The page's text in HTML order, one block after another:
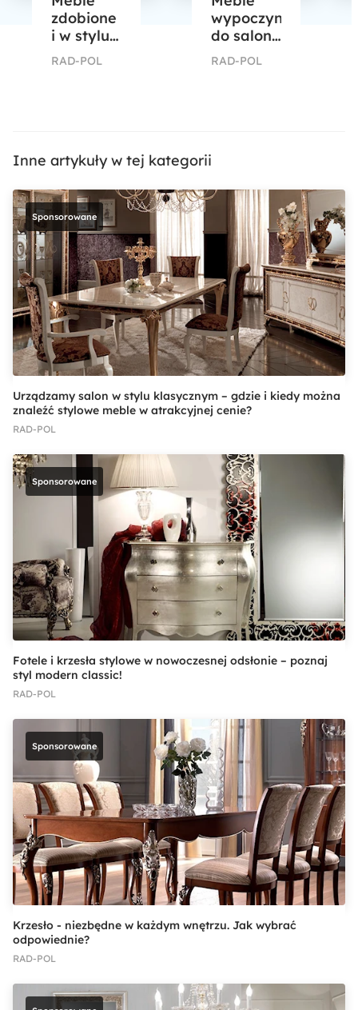
zdobione
i w stylu
glamour,
czyli
poznaj
dekoracyjnych
detali!
RAD-POL
wypoczynkowe
do salonu
– zobacz
nietuzinkowy
RAD-POL
Inne artykuły w tej kategorii
Sponsorowane
Urządzamy salon w stylu klasycznym – gdzie i kiedy można
znaleźć stylowe meble w atrakcyjnej cenie?
RAD-POL
Sponsorowane
Fotele i krzesła stylowe w nowoczesnej odsłonie – poznaj
styl modern classic!
RAD-POL
Sponsorowane
Krzesło - niezbędne w każdym wnętrzu. Jak wybrać
odpowiednie?
RAD-POL